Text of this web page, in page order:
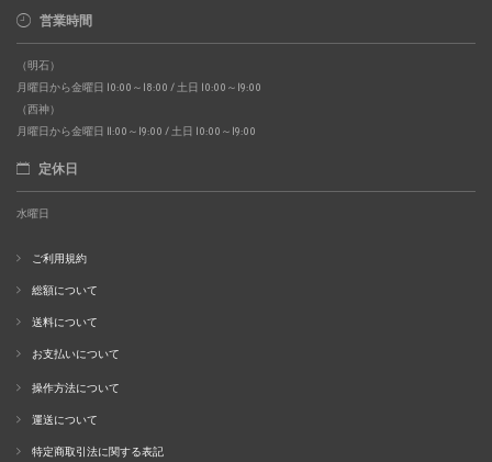
営業時間
（明石）
月曜日から金曜日 10:00～18:00 / 土日 10:00～19:00
（西神）
月曜日から金曜日 11:00～19:00 / 土日 10:00～19:00
定休日
水曜日
ご利用規約
総額について
送料について
お支払いについて
操作方法について
運送について
特定商取引法に関する表記